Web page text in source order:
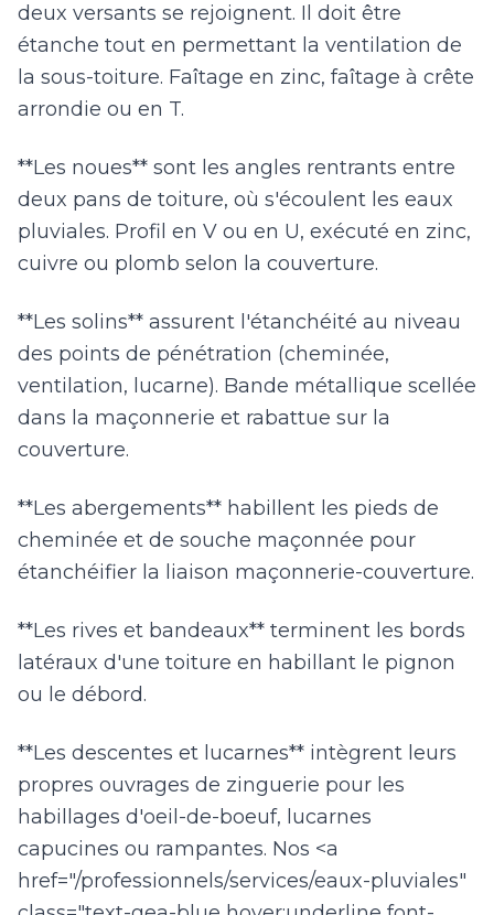
deux versants se rejoignent. Il doit être
étanche tout en permettant la ventilation de
la sous-toiture. Faîtage en zinc, faîtage à crête
arrondie ou en T.
**Les noues** sont les angles rentrants entre
deux pans de toiture, où s'écoulent les eaux
pluviales. Profil en V ou en U, exécuté en zinc,
cuivre ou plomb selon la couverture.
**Les solins** assurent l'étanchéité au niveau
des points de pénétration (cheminée,
ventilation, lucarne). Bande métallique scellée
dans la maçonnerie et rabattue sur la
couverture.
**Les abergements** habillent les pieds de
cheminée et de souche maçonnée pour
étanchéifier la liaison maçonnerie-couverture.
**Les rives et bandeaux** terminent les bords
latéraux d'une toiture en habillant le pignon
ou le débord.
**Les descentes et lucarnes** intègrent leurs
propres ouvrages de zinguerie pour les
habillages d'oeil-de-boeuf, lucarnes
capucines ou rampantes. Nos <a
href="/professionnels/services/eaux-pluviales"